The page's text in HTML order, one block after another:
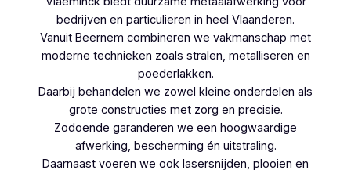
bedrijven en particulieren in heel Vlaanderen.
Vanuit Beernem combineren we vakmanschap met
moderne technieken zoals stralen, metalliseren en
poederlakken.
Daarbij behandelen we zowel kleine onderdelen als
grote constructies met zorg en precisie.
Zodoende garanderen we een hoogwaardige
afwerking, bescherming én uitstraling.
Daarnaast voeren we ook lasersnijden, plooien en